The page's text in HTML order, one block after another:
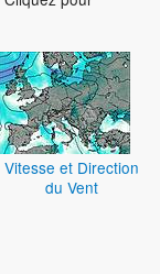
Vitesse et Direction
du Vent